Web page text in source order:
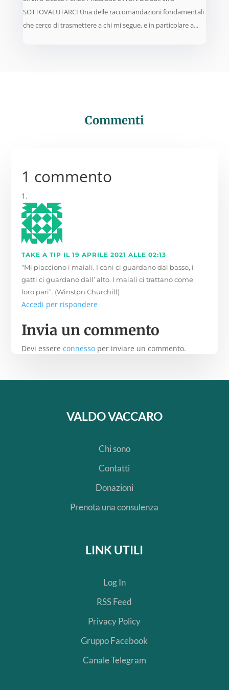
SOTTOVALUTARCI Una delle raccomandazioni fondamentali
che cerco di trasmettere a chi mi segue, e in particolare a...
Commenti
1 commento
TAKE A TIP IL 19 APRILE 2021 ALLE 02:13
“Mi piacciono i maiali. I cani ci guardano dal basso, i
gatti ci guardano dall’ alto. I maiali ci trattano come
loro pari”. (Winstpn Churchill)
Accedi per rispondere
Invia un commento
Devi essereconnesso per inviare un commento.
VALDO VACCARO
Chi sono
Contatti
Donazioni
Prenota una consulenza
LINK UTILI
Log In
RSS Feed
Privacy Policy
Gruppo Facebook
Canale Telegram